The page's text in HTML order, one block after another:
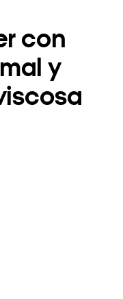
con
y